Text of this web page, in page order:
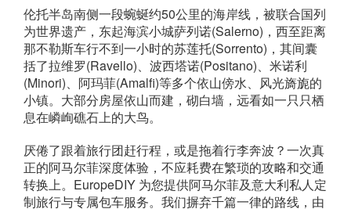
伦托半岛南侧一段蜿蜒约50公里的海岸线，被联合国列
为世界遗产，东起海滨小城萨列诺(Salerno)，西至距离
那不勒斯车行不到一小时的苏莲托(Sorrento)，其间囊
括了拉维罗(Ravello)、波西塔诺(Positano)、米诺利
(Minori)、阿玛菲(Amalfi)等多个依山傍水、风光旖旎的
小镇。大部分房屋依山而建，砌白墙，远看如一只只栖
息在嶙峋礁石上的大鸟。
厌倦了跟着旅行团赶行程，或是拖着行李奔波？一次真
正的阿马尔菲深度体验，不应耗费在繁琐的攻略和交通
转换上。EuropeDIY 为您提供阿马尔菲及意大利私人定
制旅行与专属包车服务。我们摒弃千篇一律的路线，由